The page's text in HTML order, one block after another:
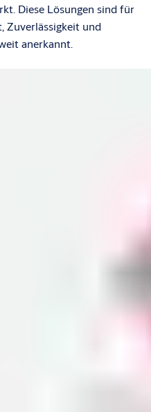
Diese Lösungen sind für
Zuverlässigkeit und
anerkannt.